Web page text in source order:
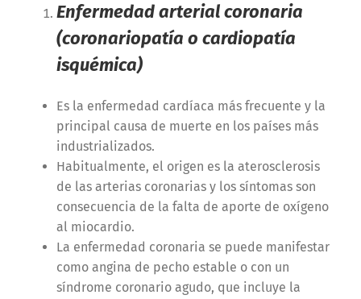
Enfermedad arterial coronaria
(coronariopatía o cardiopatía
isquémica)
Es la enfermedad cardíaca más frecuente y la
principal causa de muerte en los países más
industrializados.
Habitualmente, el origen es la aterosclerosis
de las arterias coronarias y los síntomas son
consecuencia de la falta de aporte de oxígeno
al miocardio.
La enfermedad coronaria se puede manifestar
como angina de pecho estable o con un
síndrome coronario agudo, que incluye la